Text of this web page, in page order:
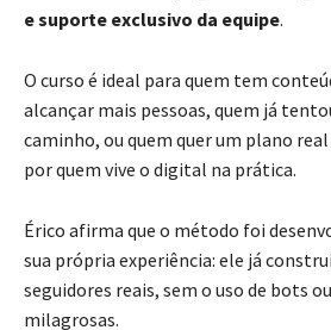
e suporte exclusivo da equipe.
O curso é ideal para quem tem
alcançar mais pessoas, quem já
caminho, ou quem quer um plano
por quem vive o digital na prática.
Érico afirma que o método foi
sua própria experiência: ele já
seguidores reais, sem o uso de bots
milagrosas.